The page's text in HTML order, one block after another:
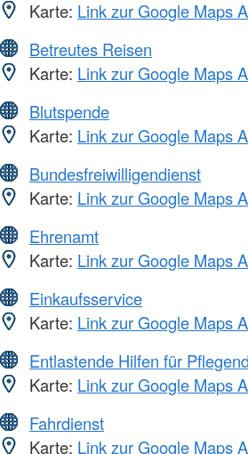
Karte: Link zur Google Maps
Betreutes Reisen
Karte: Link zur Google Maps
Blutspende
Karte: Link zur Google Maps
Bundesfreiwilligendienst
Karte: Link zur Google Maps
Ehrenamt
Karte: Link zur Google Maps
Einkaufsservice
Karte: Link zur Google Maps
Entlastende Hilfen für
Karte: Link zur Google Maps
Fahrdienst
Karte: Link zur Google Maps